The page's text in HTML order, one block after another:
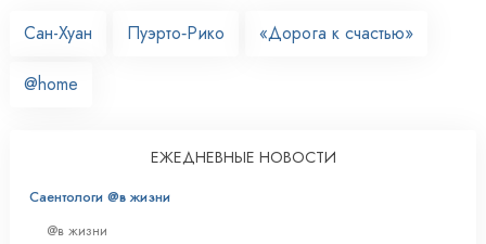
Сан-Хуан
Пуэрто‑Рико «Дорога к счастью»
@home
ЕЖЕДНЕВНЫЕ НОВОСТИ
Саентологи @в жизни
@в жизни